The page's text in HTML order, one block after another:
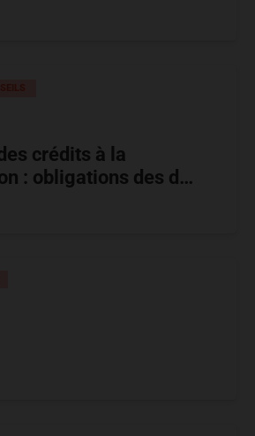
crédits à la
: obligations des d…